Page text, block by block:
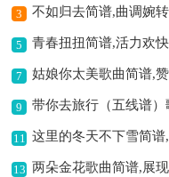
3
5
7
9
11
13